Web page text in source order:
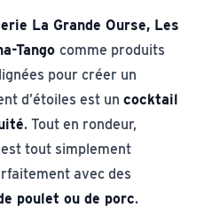
La Grande Ourse, Les
Tango comme produits
pour créer un
d’étoiles est un cocktail
. Tout en rondeur,
tout simplement
avec des
poulet ou de porc.